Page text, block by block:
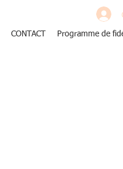
CONTACT Programme de